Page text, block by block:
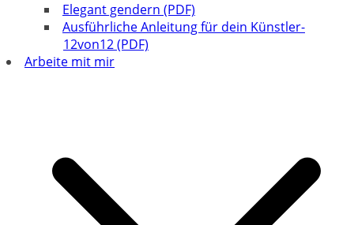
Elegant gendern (PDF)
Ausführliche Anleitung für dein Künstler-
12von12 (PDF)
Arbeite mit mir